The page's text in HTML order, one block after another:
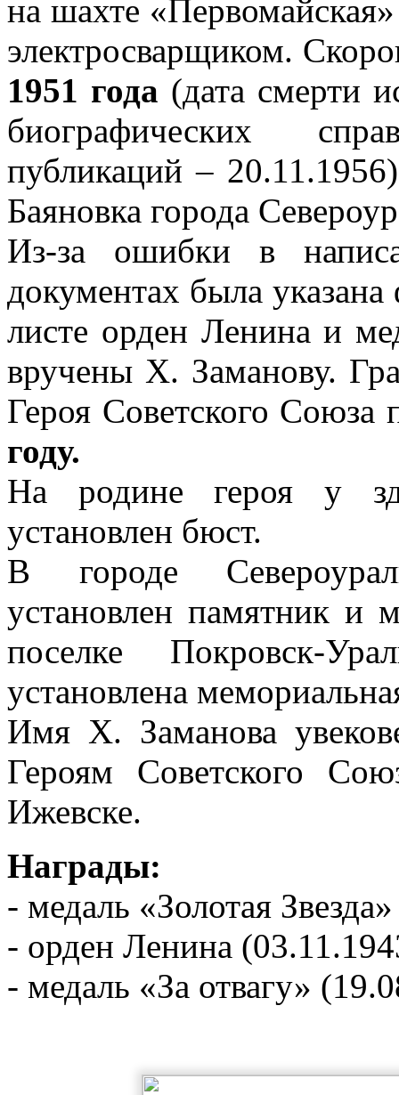
на шахте
электросварщиком.
1951 года (дата смерти
биографических
публикаций –
Баяновка города
Из-за ошибки в
документах была
листе орден Ленина и
вручены Х. Заманову.
Героя Советского Союза
году.
На родине героя у
установлен бюст.
В городе
установлен памятник и
поселке Покровск-
установлена
Имя Х. Заманова
Героям Советского
Ижевске.
Награды:
- медаль «Золотая Звезда»
- орден Ленина
- медаль «За отвагу»